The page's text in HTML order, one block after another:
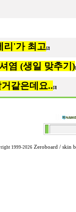
리'가 최고[2]
염 (생일 맞추기)
같은데요.. [3]
1999-2026 Zeroboard / skin